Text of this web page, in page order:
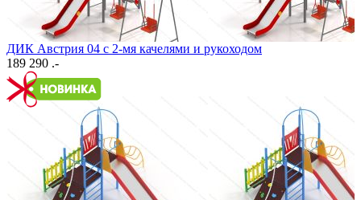
ДИК Австрия 04 с 2-мя качелями и рукоходом
189 290 .-